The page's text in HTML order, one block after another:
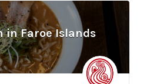
in Faroe Islands